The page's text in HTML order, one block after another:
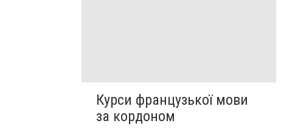
Курси французької мови
за кордоном